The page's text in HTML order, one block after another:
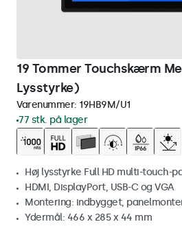
19 Tommer Touchskærm
Lysstyrke)
Varenummer: 19HB9M/U1
77 stk. på lager
Høj lysstyrke Full HD multi-touch-
HDMI, DisplayPort, USB-C og VGA
Montering: indbygget,
Ydermål: 466 x 285 x 44 mm